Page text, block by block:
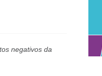
negativos da